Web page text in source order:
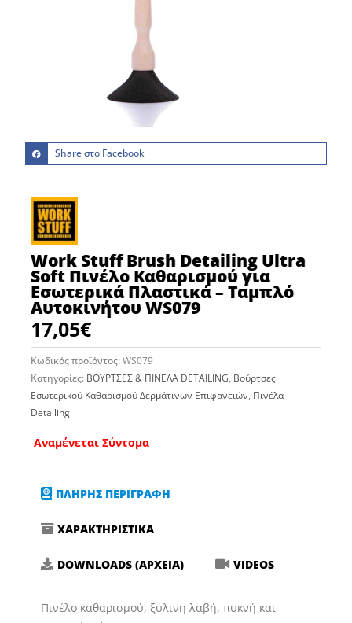
Share στο Facebook
Work Stuff Brush Detailing Ultra
Soft Πινέλο Καθαρισμού για
Εσωτερικά Πλαστικά – Ταμπλό
Αυτοκινήτου WS079
17,05€
Κωδικός προϊόντος:WS079
Κατηγορίες: BΟΥΡΤΣΕΣ & ΠΙΝΕΛΑ DETAILING, Βούρτσες
Εσωτερικού Καθαρισμού Δερμάτινων Επιφανειών, Πινέλα
Detailing
Αναμένεται Σύντομα
ΠΛΗΡΗΣ ΠΕΡΙΓΡΑΦΗ
ΧΑΡΑΚΤΗΡΙΣΤΙΚΑ
DOWNLOADS (ΑΡΧΕΙΑ) VIDEOS
Πινέλο καθαρισμού, ξύλινη λαβή, πυκνή και